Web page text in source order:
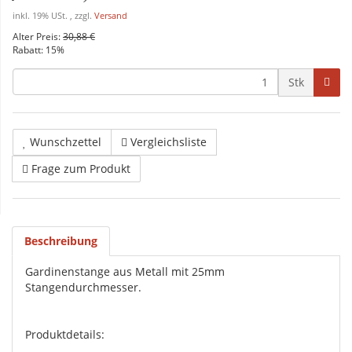
inkl. 19% USt. , zzgl. Versand
Alter Preis:30,88 €
Rabatt: 15%
Stk
Wunschzettel
Vergleichsliste
Frage zum Produkt
Beschreibung
Gardinenstange aus Metall mit 25mm
Stangendurchmesser.
Produktdetails: